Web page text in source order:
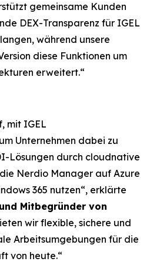
gemeinsame Kunden
DEX-Transparenz für IGEL
während unsere
diese Funktionen um
erweitert.“
mit IGEL
Unternehmen dabei zu
Lösungen durch cloudnative
Nerdio Manager auf Azure
365 nutzen“, erklärte
Mitbegründer von
wir flexible, sichere und
Arbeitsumgebungen für die
von heute.“